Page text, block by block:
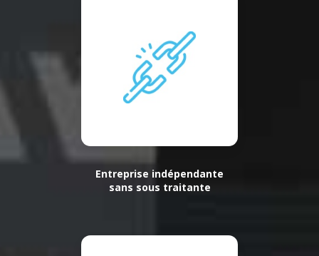
Entreprise indépendante
sans sous traitante